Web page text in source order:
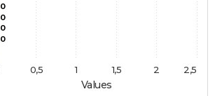
Values
0
0
0
0
0,5 1 1,5 2 2,5